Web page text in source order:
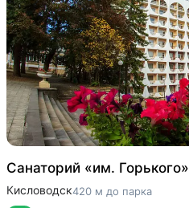
Санаторий «им. Горького»
Кисловодск420 м до парка